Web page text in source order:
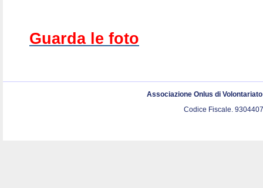
Guarda le foto
Associazione Onlus di
Codice Fiscale.